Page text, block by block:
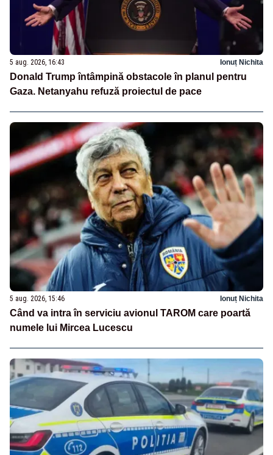
5 aug. 2026, 16:43 Ionuț Nichita
Donald Trump întâmpină obstacole în planul pentru
Gaza. Netanyahu refuză proiectul de pace
5 aug. 2026, 15:46 Ionuț Nichita
Când va intra în serviciu avionul TAROM care poartă
numele lui Mircea Lucescu